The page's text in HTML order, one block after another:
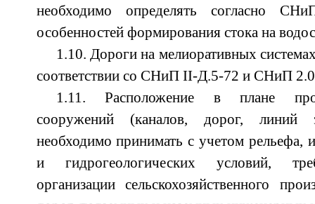
необходимо определять согласно
особенностей формирования стока на
1.10. Дороги на мелиоративных
соответствии со СНиП II-Д.5-72 и СНиП
1.11. Расположение в плане
сооружений (каналов, дорог, линий
необходимо принимать с учетом рельефа,
и гидрогеологических условий,
организации сельскохозяйственного